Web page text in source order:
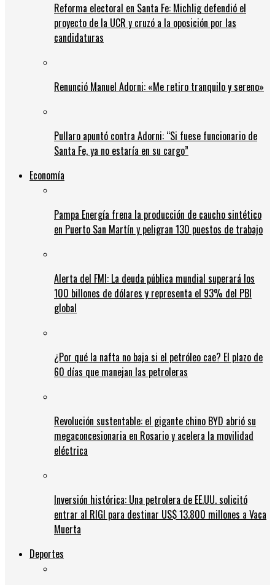
Reforma electoral en Santa Fe: Michlig defendió el
proyecto de la UCR y cruzó a la oposición por las
candidaturas
Renunció Manuel Adorni: «Me retiro tranquilo y sereno»
Pullaro apuntó contra Adorni: “Si fuese funcionario de
Santa Fe, ya no estaría en su cargo”
Economía
Pampa Energía frena la producción de caucho sintético
en Puerto San Martín y peligran 130 puestos de trabajo
Alerta del FMI: La deuda pública mundial superará los
100 billones de dólares y representa el 93% del PBI
global
¿Por qué la nafta no baja si el petróleo cae? El plazo de
60 días que manejan las petroleras
Revolución sustentable: el gigante chino BYD abrió su
megaconcesionaria en Rosario y acelera la movilidad
eléctrica
Inversión histórica: Una petrolera de EE.UU. solicitó
entrar al RIGI para destinar US$ 13.800 millones a Vaca
Muerta
Deportes